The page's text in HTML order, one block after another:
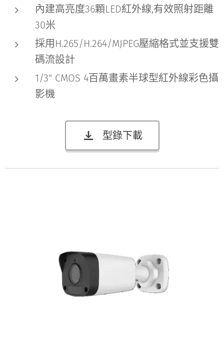
內建高亮度36顆LED紅外線,有效照射距離
30米
採用H.265/H.264/MJPEG壓縮格式並支援雙
碼流設計
1/3" CMOS 4百萬畫素半球型紅外線彩色攝
影機
型錄下載